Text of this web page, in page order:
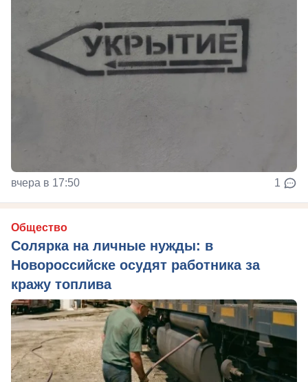
вчера в 17:50 1
Общество
Солярка на личные нужды: в
Новороссийске осудят работника за
кражу топлива